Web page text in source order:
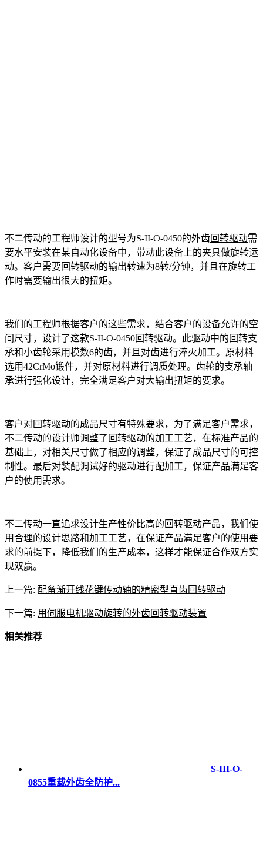
不二传动的工程师设计的型号为S-II-O-0450的外齿回转驱动需
要水平安装在某自动化设备中，带动此设备上的夹具做旋转运
动。客户需要回转驱动的输出转速为8转/分钟，并且在旋转工
作时需要输出很大的扭矩。
我们的工程师根据客户的这些需求，结合客户的设备允许的空
间尺寸，设计了这款S-II-O-0450回转驱动。此驱动中的回转支
承和小齿轮采用模数6的齿，并且对齿进行淬火加工。原材料
选用42CrMo锻件，并对原材料进行调质处理。齿轮的支承轴
承进行强化设计，完全满足客户对大输出扭矩的要求。
客户对回转驱动的成品尺寸有特殊要求，为了满足客户需求，
不二传动的设计师调整了回转驱动的加工工艺，在标准产品的
基础上，对相关尺寸做了相应的调整，保证了成品尺寸的可控
制性。最后对装配调试好的驱动进行配加工，保证产品满足客
户的使用需求。
不二传动一直追求设计生产性价比高的回转驱动产品，我们使
用合理的设计思路和加工工艺，在保证产品满足客户的使用要
求的前提下，降低我们的生产成本，这样才能保证合作双方实
现双赢。
上一篇: 配备渐开线花键传动轴的精密型直齿回转驱动
下一篇: 用伺服电机驱动旋转的外齿回转驱动装置
相关推荐
S-III-O-
0855重载外齿全防护...